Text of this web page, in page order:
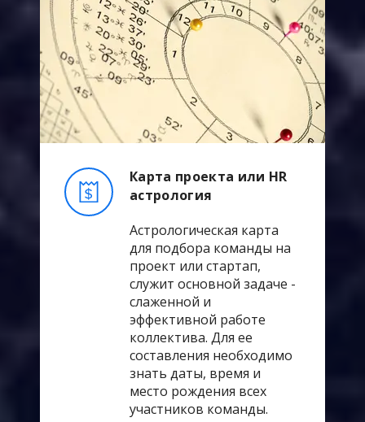
Карта проекта или HR
астрология
Астрологическая карта
для подбора команды на
проект или стартап,
служит основной задаче -
слаженной и
эффективной работе
коллектива. Для ее
составления необходимо
знать даты, время и
место рождения всех
участников команды.